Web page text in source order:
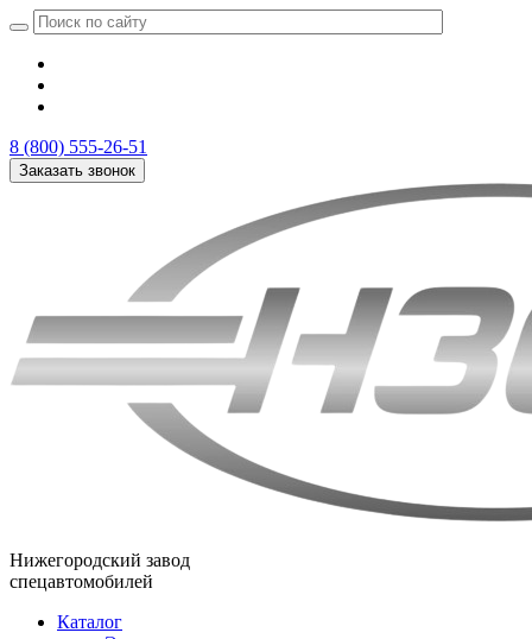
8 (800) 555-26-51
Заказать звонок
Нижегородский завод
спецавтомобилей
Каталог